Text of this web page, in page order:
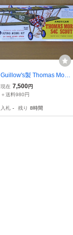
Guillow's製 Thomas Mors
e S4C Scout
現在 7,500円
＋送料980円
入札 - 残り 8時間